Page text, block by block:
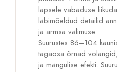
lapsele vabaduse
läbimõeldud detailid
ja armsa välimuse.
Suurustes 86–104
tagaosa õrnad
ja mängulise efekti.